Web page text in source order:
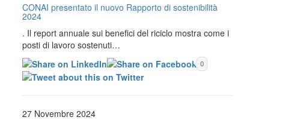
CONAI presentato il nuovo Rapporto di sostenibilità
2024
. Il report annuale sui benefici del riciclo mostra come i
posti di lavoro sostenuti…
0
27 Novembre 2024